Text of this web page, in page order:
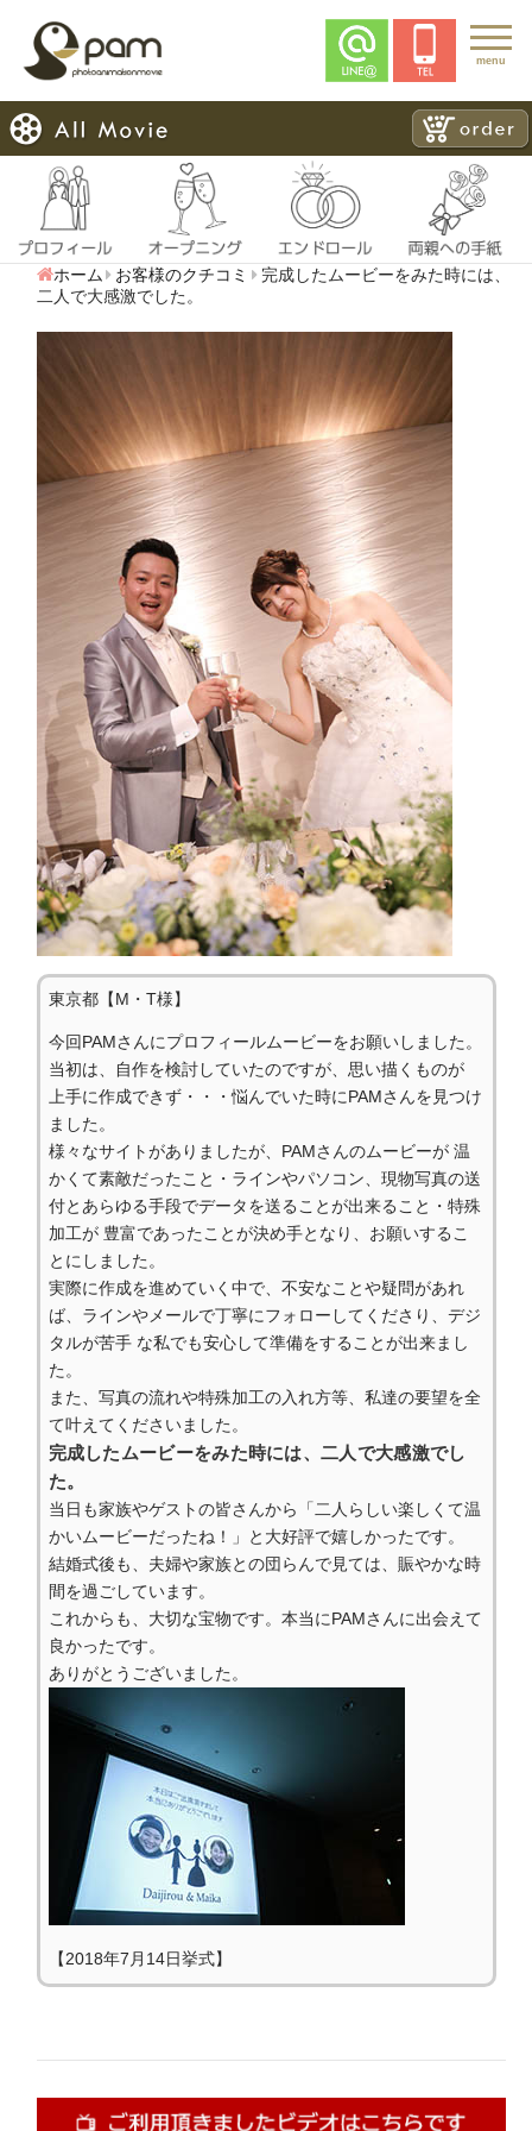
menu
ホーム お客様のクチコミ
完成したムービーをみた時には、
二人で大感激でした。
東京都【M・T様】
今回PAMさんにプロフィールムービーをお願いしました。
当初は、自作を検討していたのですが、思い描くものが
上手に作成できず・・・悩んでいた時にPAMさんを見つけ
ました。
様々なサイトがありましたが、PAMさんのムービーが 温
かくて素敵だったこと・ラインやパソコン、現物写真の送
付とあらゆる手段でデータを送ることが出来ること・特殊
加工が 豊富であったことが決め手となり、お願いするこ
とにしました。
実際に作成を進めていく中で、不安なことや疑問があれ
ば、ラインやメールで丁寧にフォローしてくださり、デジ
タルが苦手 な私でも安心して準備をすることが出来まし
た。
また、写真の流れや特殊加工の入れ方等、私達の要望を全
て叶えてくださいました。
完成したムービーをみた時には、二人で大感激でし
た。
当日も家族やゲストの皆さんから「二人らしい楽しくて温
かいムービーだったね！」と大好評で嬉しかったです。
結婚式後も、夫婦や家族との団らんで見ては、賑やかな時
間を過ごしています。
これからも、大切な宝物です。本当にPAMさんに出会えて
良かったです。
ありがとうございました。
【2018年7月14日挙式】